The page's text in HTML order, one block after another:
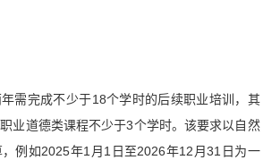
需完成不少于18个学时的后续职业培训，其
业道德类课程不少于3个学时。该要求以自然
例如2025年1月1日至2026年12月31日为一